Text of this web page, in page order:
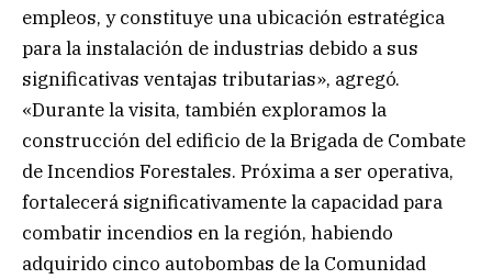
empleos, y constituye una ubicación estratégica
para la instalación de industrias debido a sus
significativas ventajas tributarias», agregó.
«Durante la visita, también exploramos la
construcción del edificio de la Brigada de Combate
de Incendios Forestales. Próxima a ser operativa,
fortalecerá significativamente la capacidad para
combatir incendios en la región, habiendo
adquirido cinco autobombas de la Comunidad